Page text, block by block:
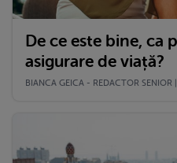
De ce este bine, ca
asigurare de viață?
BIANCA GEICA - REDACTOR